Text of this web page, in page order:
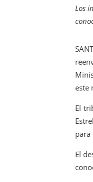
Los
este
El
para
El